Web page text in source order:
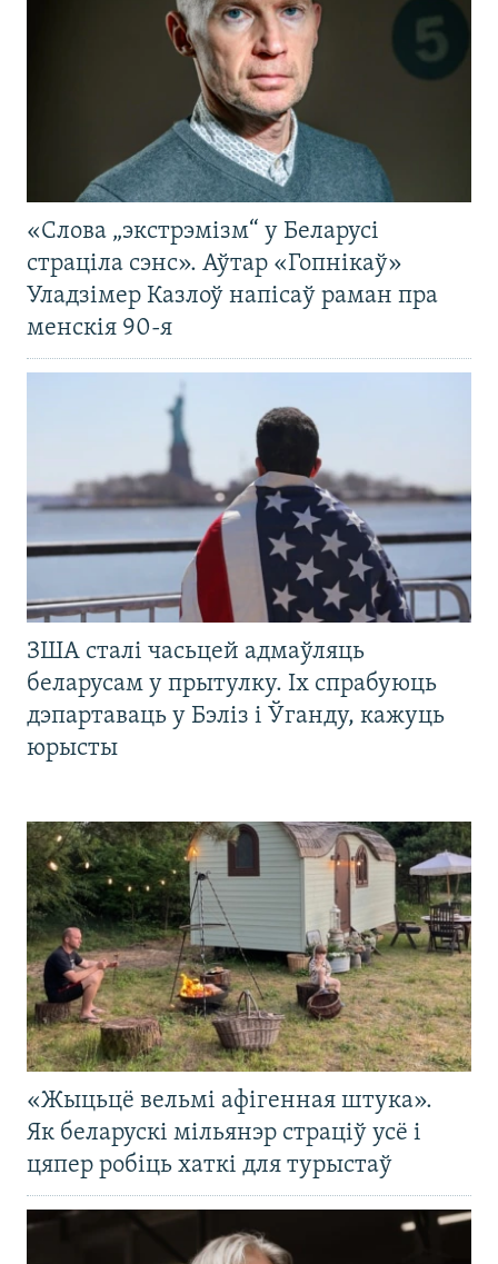
«Слова „экстрэмізм“ у Беларусі
страціла сэнс». Аўтар «Гопнікаў»
Уладзімер Казлоў напісаў раман пра
менскія 90-я
ЗША сталі часьцей адмаўляць
беларусам у прытулку. Іх спрабуюць
дэпартаваць у Бэліз і Ўганду, кажуць
юрысты
«Жыцьцё вельмі афігенная штука».
Як беларускі мільянэр страціў усё і
цяпер робіць хаткі для турыстаў